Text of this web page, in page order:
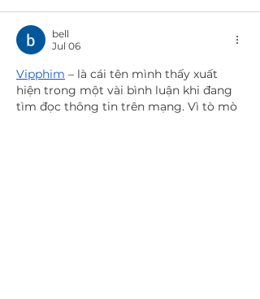
bell
Jul 06
Vipphim – là cái tên mình thấy xuất
hiện trong một vài bình luận khi đang
tìm đọc thông tin trên mạng. Vì tò mò